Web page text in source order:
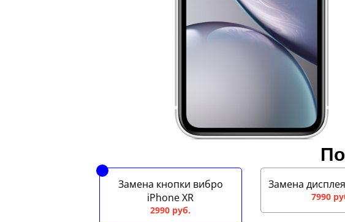
Замена кнопки вибро
iPhone XR
2990 руб.
Замена
7990